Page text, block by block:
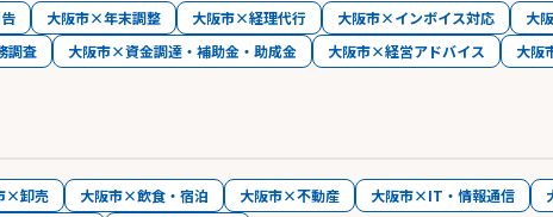
大阪市×年末調整 大阪市×経理代行 大阪市×インボイス対応 大
調査 大阪市×資金調達・補助金・助成金 大阪市×経営アドバイス 大阪
×卸売 大阪市×飲食・宿泊 大阪市×不動産 大阪市×IT・情報通信